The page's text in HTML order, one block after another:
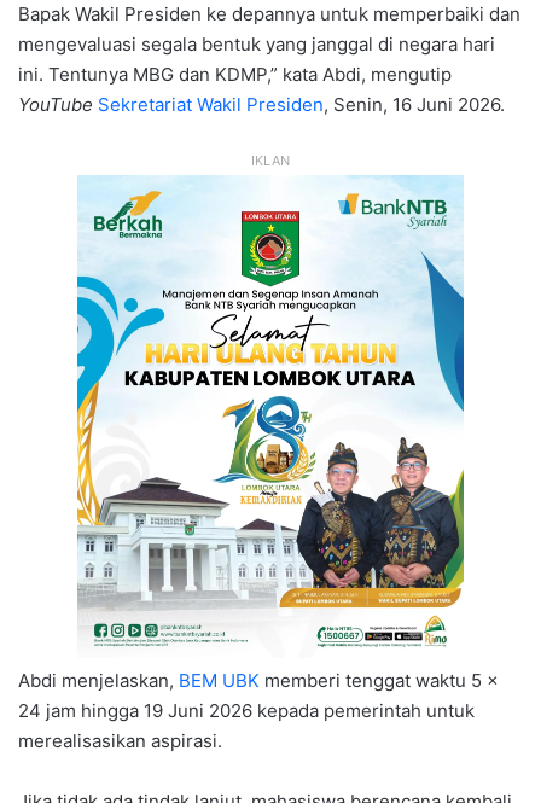
Bapak Wakil Presiden ke depannya untuk memperbaiki dan
mengevaluasi segala bentuk yang janggal di negara hari
ini. Tentunya MBG dan KDMP,” kata Abdi, mengutip
YouTube Sekretariat Wakil Presiden, Senin, 16 Juni 2026.
IKLAN
Abdi menjelaskan, BEM UBK memberi tenggat waktu 5 x
24 jam hingga 19 Juni 2026 kepada pemerintah untuk
merealisasikan aspirasi.